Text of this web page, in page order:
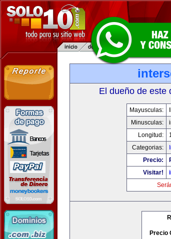
El dueño de este
Mayusculas:
Minusculas:
Longitud:
Categorias:
Precio:
Visitar!
Precio